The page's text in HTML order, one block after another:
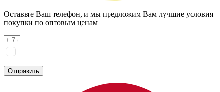
Оставьте Ваш телефон, и мы предложим Вам лучшие условия
покупки по оптовым ценам
Отправить